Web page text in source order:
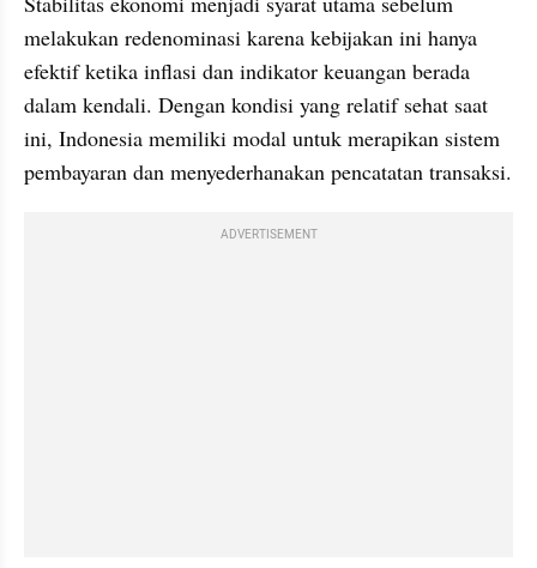
melakukan redenominasi karena kebijakan ini hanya
efektif ketika inflasi dan indikator keuangan berada
dalam kendali. Dengan kondisi yang relatif sehat saat
ini, Indonesia memiliki modal untuk merapikan sistem
pembayaran dan menyederhanakan pencatatan transaksi.
ADVERTISEMENT